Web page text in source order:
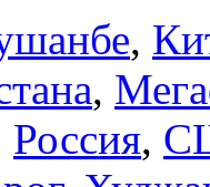
,
,
Россия,